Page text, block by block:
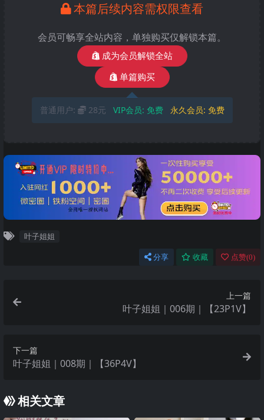
本篇后续内容需权限查看
会员可畅享全站内容，单独购买仅解锁本篇。
成为会员解锁全站
单篇购买
普通用户: 28元 VIP会员: 免费 永久会员: 免费
叶子姐姐
分享 收藏 点赞(0)
上一篇
叶子姐姐｜006期｜【23P1V】
下一篇
叶子姐姐｜008期｜【36P4V】
相关文章